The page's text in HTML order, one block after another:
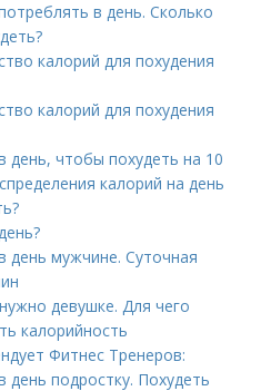
в день. Сколько
калорий для похудения
калорий для похудения
день, чтобы похудеть на 10
калорий на день
день мужчине. Суточная
девушке. Для чего
калорийность
Фитнес Тренеров:
подростку. Похудеть